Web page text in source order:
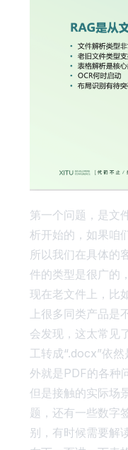
第一个问题，是文
析开始的，如果咱
所以我们在具体的
件的类型是很广的
现在老文件上，比
上很多同类产品
会发现，这太常见
工转成“.docx”依
外就是PDF的各种
但是接触的实际场
题，还有一些数字
别，有时候需要解